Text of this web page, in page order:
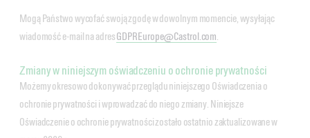
Mogą Państwo wycofać swoją zgodę w dowolnym momencie, wysyłając
wiadomość e-mail na adresGDPREurope@Castrol.com
Zmiany w niniejszym oświadczeniu o ochronie prywatności
Możemy okresowo dokonywać przeglądu niniejszego Oświadczenia o
ochronie prywatności i wprowadzać do niego zmiany. Niniejsze
Oświadczenie o ochronie prywatności zostało ostatnio zaktualizowane w